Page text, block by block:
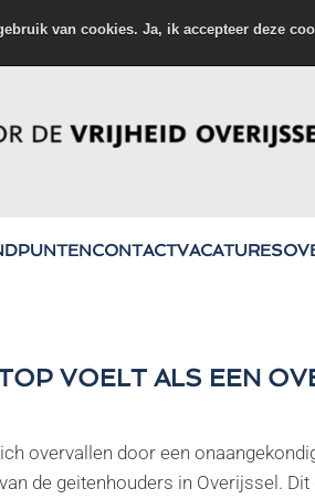
van cookies. Ja, ik accepteer deze
CONTACTVACATURES
VOELT ALS EEN
overvallen door een
de geitenhouders in Overijssel.